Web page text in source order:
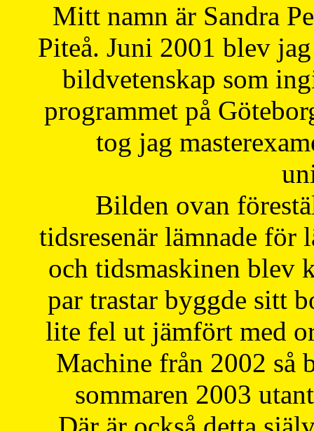
Mitt namn är Sandra
Piteå. Juni 2001 blev
bildvetenskap som
programmet på
tog jag
Bilden ovan
tidsresenär lämnade för
och tidsmaskinen blev
par trastar byggde sitt
lite fel ut jämfört med
Machine från 2002 så
sommaren 2003